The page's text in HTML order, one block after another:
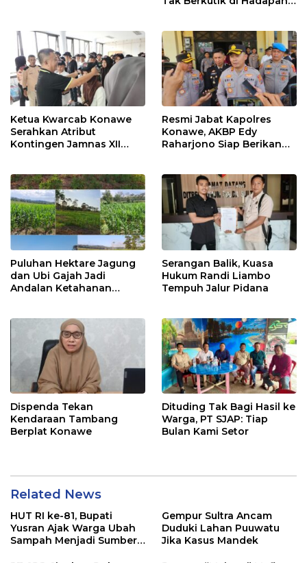
Ketua Kwarcab Konawe
Serahkan Atribut
Kontingen Jamnas XII
Resmi Jabat Kapolres
Konawe, AKBP Edy
Raharjono Siap Berikan
Puluhan Hektare Jagung
dan Ubi Gajah Jadi
Andalan Ketahanan
Serangan Balik, Kuasa
Hukum Randi Liambo
Tempuh Jalur Pidana
Dispenda Tekan
Kendaraan Tambang
Berplat Konawe
Dituding Tak Bagi Hasil ke
Warga, PT SJAP: Tiap
Bulan Kami Setor
Related News
HUT RI ke-81, Bupati
Yusran Ajak Warga Ubah
Sampah Menjadi Sumber
Gempur Sultra Ancam
Duduki Lahan Puuwatu
Jika Kasus Mandek